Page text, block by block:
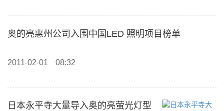
奥的亮惠州公司入围中国LED 照明项目榜单
2011-02-01 08:32
日本永平寺大量导入奥的亮萤光灯型